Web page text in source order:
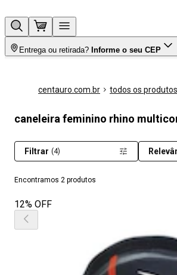
Entrega ou retirada? Informe o seu CEP
centauro.com.br todos os produtos
caneleira feminino rhino
Encontramos 2 produtos
Filtrar (4)
12% OFF